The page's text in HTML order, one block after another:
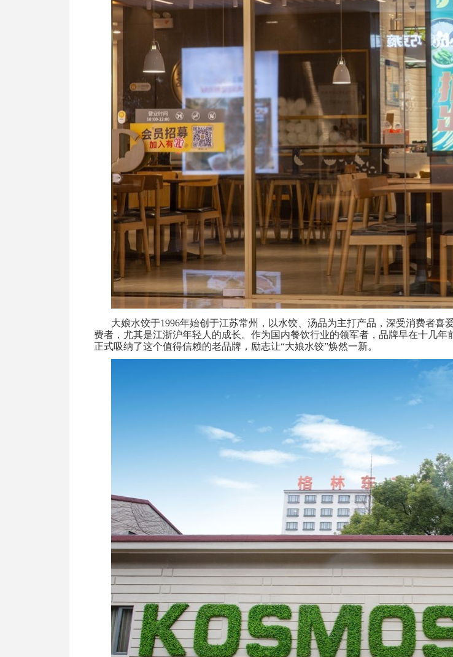
大娘水饺于1996年始创于江苏常州，以水饺、汤品为主打产品，深受消费者喜
费者，尤其是江浙沪年轻人的成长。作为国内餐饮行业的领军者，品牌早在十几年
正式吸纳了这个值得信赖的老品牌，励志让“大娘水饺”焕然一新。